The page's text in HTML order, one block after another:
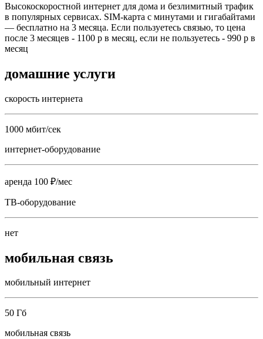
Высокоскоростной интернет для дома и безлимитный трафик
в популярных сервисах. SIM-карта с минутами и гигабайтами
— бесплатно на 3 месяца. Если пользуетесь связью, то цена
после 3 месяцев - 1100 р в месяц, если не пользуетесь - 990 р в
месяц
домашние услуги
скорость интернета
1000 мбит/сек
интернет-оборудование
аренда 100 ₽/мес
ТВ-оборудование
нет
мобильная связь
мобильный интернет
50 Гб
мобильная связь